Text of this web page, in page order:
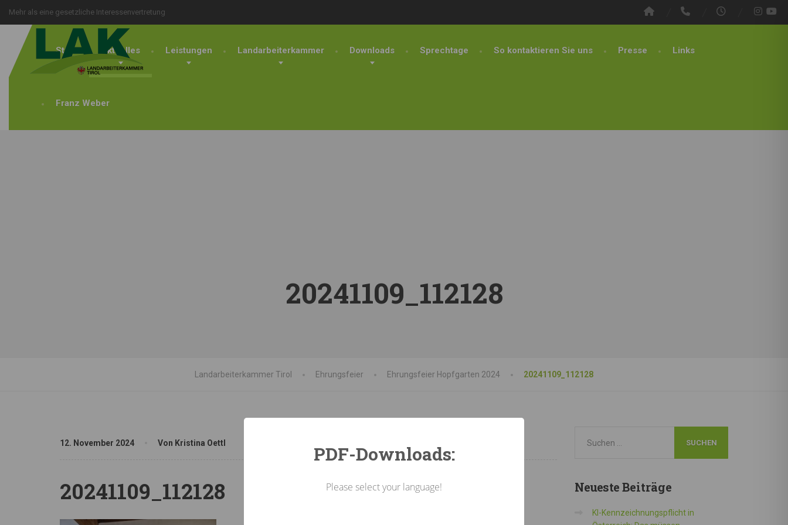
Mehr als eine gesetzliche Interessenvertretung
Start Aktuelles Leistungen Landarbeiterkammer Downloads Sprechtage So kontaktieren Sie uns Presse Links
Franz Weber
20241109_112128
Landarbeiterkammer Tirol Ehrungsfeier Ehrungsfeier Hopfgarten 2024 20241109_112128
12. November 2024 Von Kristina Oettl
20241109_112128 NeuesteBeiträge
KI-Kennzeichnungspflicht in
PDF-Downloads:
Please select your language!